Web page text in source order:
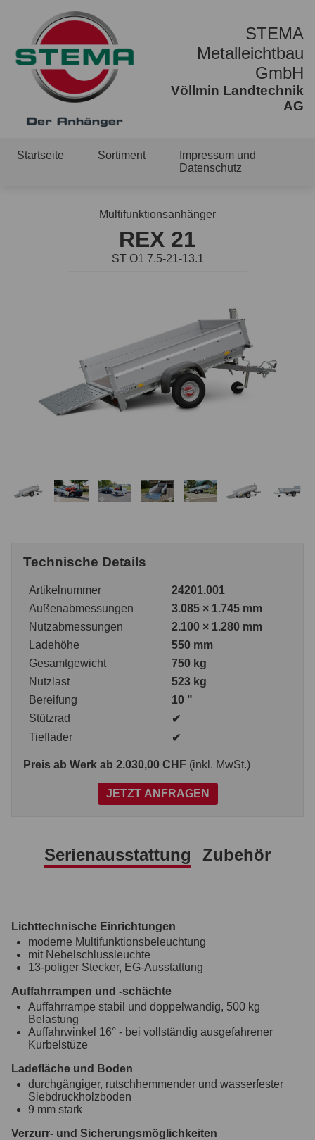
STEMA
Metalleichtbau
GmbH
Völlmin Landtechnik
AG
Startseite Sortiment
Impressum und
Datenschutz
Multifunktionsanhänger
REX 21
ST O1 7.5-21-13.1
Technische Details
Artikelnummer
24201.001
Außenabmessungen
3.085 × 1.745 mm
Nutzabmessungen
2.100 × 1.280 mm
Ladehöhe
550 mm
Gesamtgewicht
750 kg
Nutzlast
523 kg
Bereifung
10 "
Stützrad
✔
Tieflader
✔
Preis ab Werk ab 2.030,00 CHF (inkl. MwSt.)
JETZT ANFRAGEN
Serienausstattung Zubehör
Lichttechnische Einrichtungen
moderne Multifunktionsbeleuchtung
mit Nebelschlussleuchte
13-poliger Stecker, EG-Ausstattung
Auffahrrampen und -schächte
Auffahrrampe stabil und doppelwandig, 500 kg
Belastung
Auffahrwinkel 16° - bei vollständig ausgefahrener
Kurbelstüze
Ladefläche und Boden
durchgängiger, rutschhemmender und wasserfester
Siebdruckholzboden
9 mm stark
Verzurr- und Sicherungsmöglichkeiten